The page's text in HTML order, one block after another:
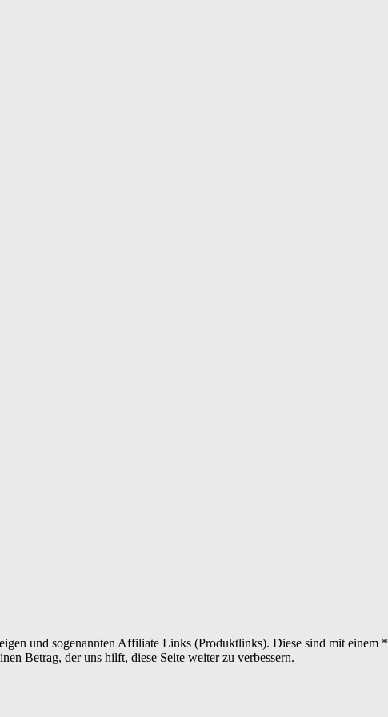
und sogenannten Affiliate Links (Produktlinks). Diese sind mit
Betrag, der uns hilft, diese Seite weiter zu verbessern.